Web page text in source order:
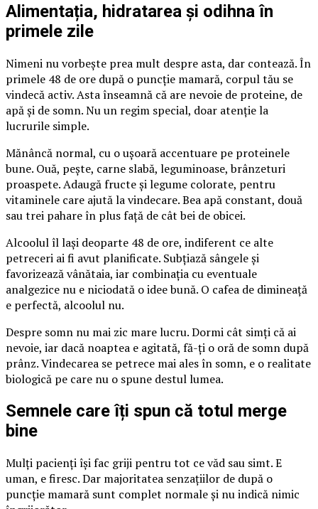
Alimentația, hidratarea și odihna în
primele zile
Nimeni nu vorbește prea mult despre asta, dar contează. În
primele 48 de ore după o puncție mamară, corpul tău se
vindecă activ. Asta înseamnă că are nevoie de proteine, de
apă și de somn. Nu un regim special, doar atenție la
lucrurile simple.
Mănâncă normal, cu o ușoară accentuare pe proteinele
bune. Ouă, pește, carne slabă, leguminoase, brânzeturi
proaspete. Adaugă fructe și legume colorate, pentru
vitaminele care ajută la vindecare. Bea apă constant, două
sau trei pahare în plus față de cât bei de obicei.
Alcoolul îl lași deoparte 48 de ore, indiferent ce alte
petreceri ai fi avut planificate. Subțiază sângele și
favorizează vânătaia, iar combinația cu eventuale
analgezice nu e niciodată o idee bună. O cafea de dimineață
e perfectă, alcoolul nu.
Despre somn nu mai zic mare lucru. Dormi cât simți că ai
nevoie, iar dacă noaptea e agitată, fă-ți o oră de somn după
prânz. Vindecarea se petrece mai ales în somn, e o realitate
biologică pe care nu o spune destul lumea.
Semnele care îți spun că totul merge
bine
Mulți pacienți își fac griji pentru tot ce văd sau simt. E
uman, e firesc. Dar majoritatea senzațiilor de după o
puncție mamară sunt complet normale și nu indică nimic